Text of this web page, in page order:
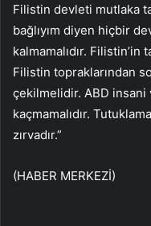
Filistin devleti mutlaka
bağlıyım diyen hiçbir
kalmamalıdır. Filistin’in
Filistin topraklarından
çekilmelidir. ABD
kaçmamalıdır.
zırvadır.”
(HABER MERKEZİ)